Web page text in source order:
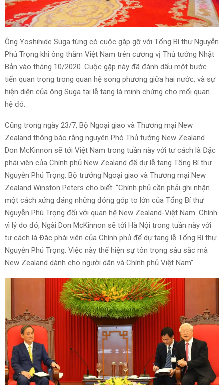
Ông Yoshihide Suga từng có cuộc gặp gỡ với Tổng Bí thư Nguyễn
Phú Trọng khi ông thăm Việt Nam trên cương vị Thủ tướng Nhật
Bản vào tháng 10/2020. Cuộc gặp này đã đánh dấu một bước
tiến quan trọng trong quan hệ song phương giữa hai nước, và sự
hiện diện của ông Suga tại lễ tang là minh chứng cho mối quan
hệ đó.
Cũng trong ngày 23/7, Bộ Ngoại giao và Thương mại New
Zealand thông báo rằng nguyên Phó Thủ tướng New Zealand
Don McKinnon sẽ tới Việt Nam trong tuần này với tư cách là Đặc
phái viên của Chính phủ New Zealand để dự lễ tang Tổng Bí thư
Nguyễn Phú Trọng. Bộ trưởng Ngoại giao và Thương mại New
Zealand Winston Peters cho biết: “Chính phủ cần phải ghi nhận
một cách xứng đáng những đóng góp to lớn của Tổng Bí thư
Nguyễn Phú Trọng đối với quan hệ New Zealand-Việt Nam. Chính
vì lý do đó, Ngài Don McKinnon sẽ tới Hà Nội trong tuần này với
tư cách là Đặc phái viên của Chính phủ để dự tang lễ Tổng Bí thư
Nguyễn Phú Trọng. Việc này thể hiện sự tôn trọng sâu sắc mà
New Zealand dành cho người dân và Chính phủ Việt Nam”.